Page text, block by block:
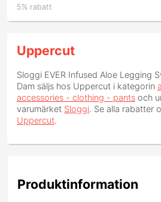
5% rabatt
Uppercut
Sloggi EVER Infused Aloe Legging
Dam säljs hos Uppercut i kategorin
accessories - clothing - pants och
varumärket Sloggi. Se alla rabatter
Uppercut.
Produktinformation